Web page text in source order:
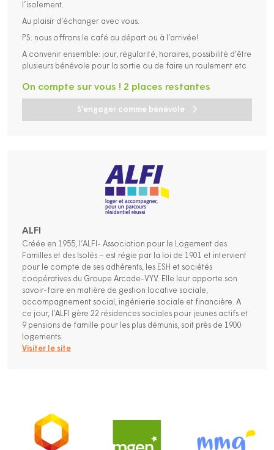
l’isolement.
Au plaisir d’échanger avec vous.
PS: nous offrons le café au départ ou à l’arrivée!
A convenir ensemble: jour, régularité, horaires, possibilité d’être
plusieurs bénévole pour la sortie ou de faire un roulement etc
S'engager comme bénévole
On compte sur vous ! 2 places restantes
ALFI
Créée en 1955, l’ALFI- Association pour le Logement des
Familles et des Isolés – est régie par la loi de 1901 et intervient
pour le compte de ses adhérents, les ESH et sociétés
coopératives du Groupe Arcade-VYV. Elle leur apporte son
savoir-faire en matière de gestion locative sociale,
accompagnement social, ingénierie sociale et financière. A
ce jour, l’ALFI gère 22 résidences sociales pour jeunes actifs et
9 pensions de famille pour les plus démunis, soit près de 1900
logements.
Visiter le site